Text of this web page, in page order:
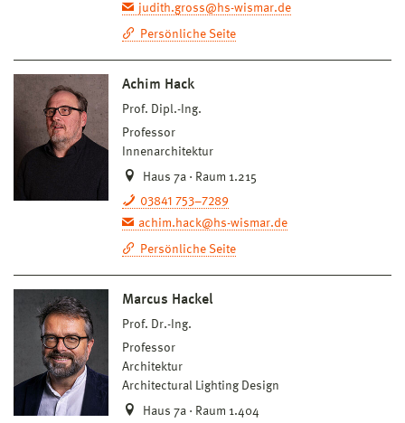
judith.gross@hs-wismar.de
Persönliche Seite
Achim Hack
Prof. Dipl.-Ing.
Professor
Innenarchitektur
Haus 7a · Raum 1.215
03841 753–7289
achim.hack@hs-wismar.de
Persönliche Seite
Marcus Hackel
Prof. Dr.-Ing.
Professor
Architektur
Architectural Lighting Design
Haus 7a · Raum 1.404